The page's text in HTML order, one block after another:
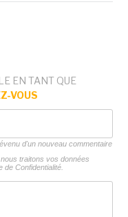
EN TANT QUE
VOUS
d'un nouveau commentaire
traitons vos données
de Confidentialité.